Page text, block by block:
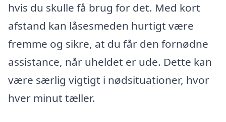
hvis du skulle få brug for det. Med kort
afstand kan låsesmeden hurtigt være
fremme og sikre, at du får den fornødne
assistance, når uheldet er ude. Dette kan
være særlig vigtigt i nødsituationer, hvor
hver minut tæller.